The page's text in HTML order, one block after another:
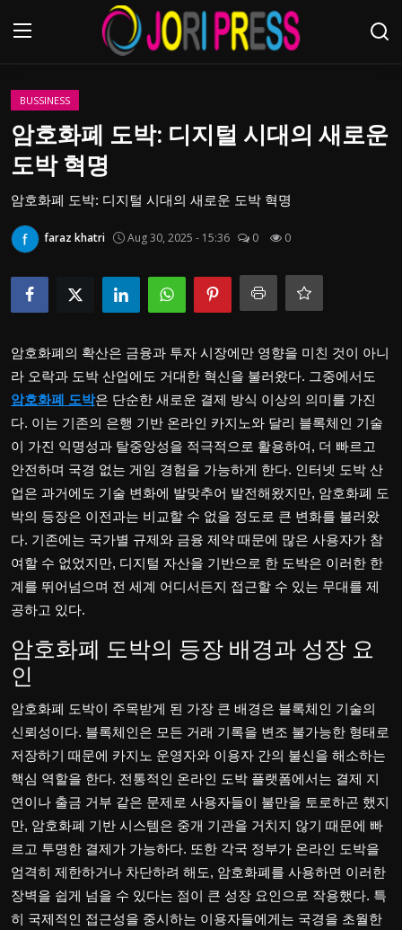
Login
Home
Advertisement
Trending News
About us
Bussiness
Politics
Sport
Health
Tips and Tricks
BUSSINESS
암호화폐 도박: 디지털 시대의 새로운
도박 혁명
암호화폐 도박: 디지털 시대의 새로운 도박 혁명
faraz khatri Aug 30, 2025 - 15:36 0 0
암호화폐의 확산은 금융과 투자 시장에만 영향을 미친 것이 아니
라 오락과 도박 산업에도 거대한 혁신을 불러왔다. 그중에서도
암호화폐 도박은 단순한 새로운 결제 방식 이상의 의미를 가진
다. 이는 기존의 은행 기반 온라인 카지노와 달리 블록체인 기술
이 가진 익명성과 탈중앙성을 적극적으로 활용하여, 더 빠르고
안전하며 국경 없는 게임 경험을 가능하게 한다. 인터넷 도박 산
업은 과거에도 기술 변화에 발맞추어 발전해왔지만, 암호화폐 도
박의 등장은 이전과는 비교할 수 없을 정도로 큰 변화를 불러왔
다. 기존에는 국가별 규제와 금융 제약 때문에 많은 사용자가 참
여할 수 없었지만, 디지털 자산을 기반으로 한 도박은 이러한 한
계를 뛰어넘으며 전 세계 어디서든지 접근할 수 있는 무대를 제
공하고 있다.
암호화폐 도박의 등장 배경과 성장 요
인
암호화폐 도박이 주목받게 된 가장 큰 배경은 블록체인 기술의
신뢰성이다. 블록체인은 모든 거래 기록을 변조 불가능한 형태로
저장하기 때문에 카지노 운영자와 이용자 간의 불신을 해소하는
핵심 역할을 한다. 전통적인 온라인 도박 플랫폼에서는 결제 지
연이나 출금 거부 같은 문제로 사용자들이 불만을 토로하곤 했지
만, 암호화폐 기반 시스템은 중개 기관을 거치지 않기 때문에 빠
르고 투명한 결제가 가능하다. 또한 각국 정부가 온라인 도박을
엄격히 제한하거나 차단하려 해도, 암호화폐를 사용하면 이러한
장벽을 쉽게 넘을 수 있다는 점이 큰 성장 요인으로 작용했다. 특
히 국제적인 접근성을 중시하는 이용자들에게는 국경을 초월한